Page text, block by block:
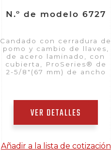
N.º de modelo 6727
Candado con cerradura de
pomo y cambio de llaves,
de acero laminado, con
cubierta, ProSeries® de
2-5/8"(67 mm) de ancho
VER DETALLES
Añadir a la lista de cotización